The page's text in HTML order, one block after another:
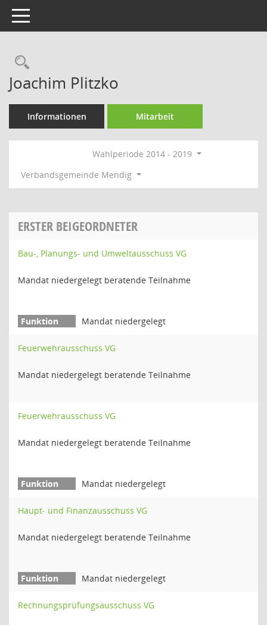
Toggle navigation
Rechercheauswahl
Joachim Plitzko
Informationen Mitarbeit
Wahlperiode 2014 - 2019
Verbandsgemeinde Mendig
ERSTER BEIGEORDNETER
Bau-, Planungs- und Umweltausschuss VG
Mandat niedergelegt beratende Teilnahme
Mandat niedergelegt
Feuerwehrausschuss VG
Mandat niedergelegt beratende Teilnahme
Feuerwehrausschuss VG
Mandat niedergelegt beratende Teilnahme
Mandat niedergelegt
Haupt- und Finanzausschuss VG
Mandat niedergelegt beratende Teilnahme
Mandat niedergelegt
Rechnungsprüfungsausschuss VG